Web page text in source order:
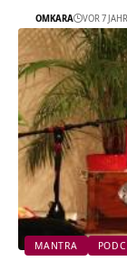
OMKARA VOR 7
MANTRA